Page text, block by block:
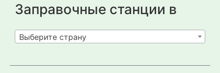
Заправочные станции в
Выберите страну